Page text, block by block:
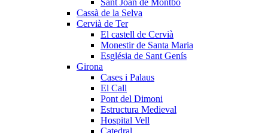
Sant Joan de Montbó
Cassà de la Selva
Cervià de Ter
El castell de Cervià
Monestir de Santa Maria
Església de Sant Genís
Girona
Cases i Palaus
El Call
Pont del Dimoni
Estructura Medieval
Hospital Vell
Catedral